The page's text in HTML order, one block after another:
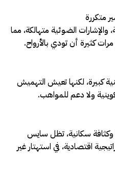
والإشارات الضوئية متهالكة، مما
كثيرة أن تودي بالأرواح.
كبيرة، لكنها تعيش التهميش
ولا دعم للمواهب.
سكانية، تظل سايس
اقتصادية، في استهتار غير